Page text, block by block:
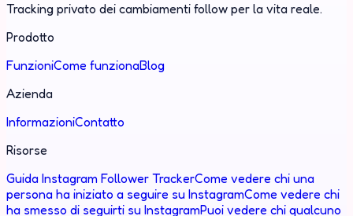
Tracking privato dei cambiamenti follow per la vita reale.
Prodotto
FunzioniCome funzionaBlog
Azienda
InformazioniContatto
Risorse
Guida Instagram Follower TrackerCome vedere chi una
persona ha iniziato a seguire su InstagramCome vedere chi
ha smesso di seguirti su InstagramPuoi vedere chi qualcuno